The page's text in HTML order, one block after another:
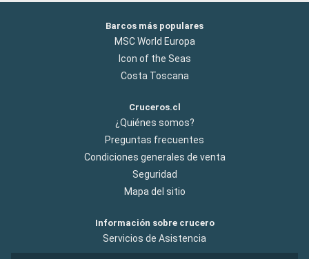
Barcos más populares
MSC World Europa
Icon of the Seas
Costa Toscana
Cruceros.cl
¿Quiénes somos?
Preguntas frecuentes
Condiciones generales de venta
Seguridad
Mapa del sitio
Información sobre crucero
Servicios de Asistencia